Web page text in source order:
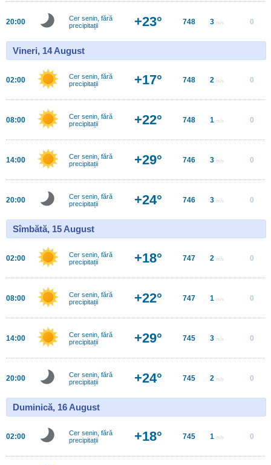
20:00
Cer senin, fără
precipitații
+23° 748 3 m/s 0
Vineri, 14 August
02:00
Cer senin, fără
precipitații
+17° 748 2 m/s 0
08:00
Cer senin, fără
precipitații
+22° 748 1 m/s 0
14:00
Cer senin, fără
precipitații
+29° 746 3 m/s 0
20:00
Cer senin, fără
precipitații
+24° 746 3 m/s 0
Sîmbătă, 15 August
02:00
Cer senin, fără
precipitații
+18° 747 2 m/s 0
08:00
Cer senin, fără
precipitații
+22° 747 1 m/s 0
14:00
Cer senin, fără
precipitații
+29° 745 3 m/s 0
20:00
Cer senin, fără
precipitații
+24° 745 2 m/s 0
Duminică, 16 August
02:00
Cer senin, fără
precipitații
+18° 745 1 m/s 0